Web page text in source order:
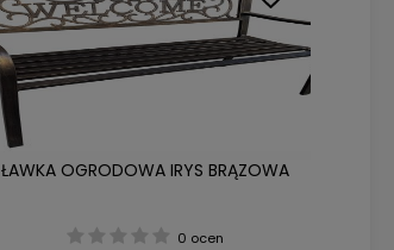
ŁAWKA OGRODOWA IRYS BRĄZOWA
0 ocen